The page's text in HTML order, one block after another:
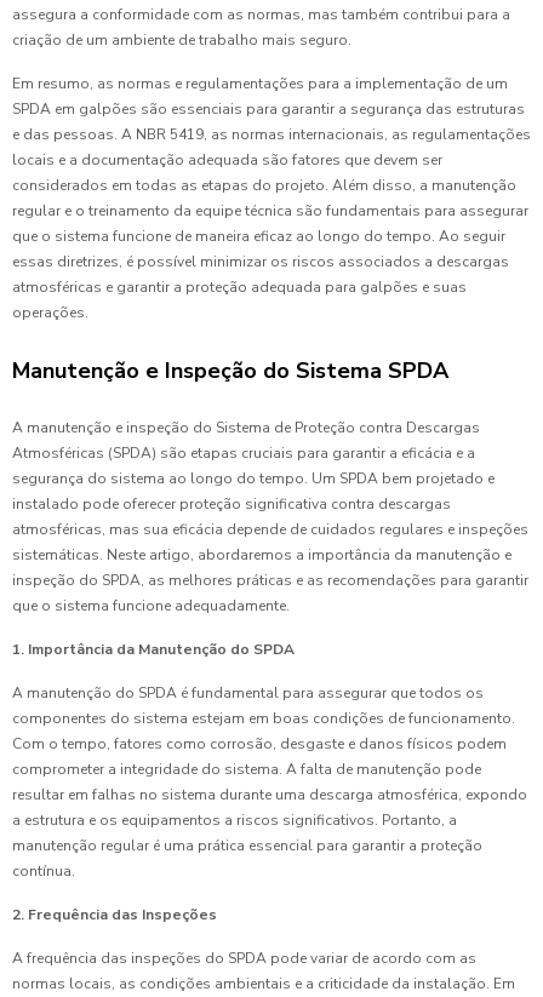
assegura a conformidade com as normas, mas também contribui para a
criação de um ambiente de trabalho mais seguro.
Em resumo, as normas e regulamentações para a implementação de um
SPDA em galpões são essenciais para garantir a segurança das estruturas
e das pessoas. A NBR 5419, as normas internacionais, as regulamentações
locais e a documentação adequada são fatores que devem ser
considerados em todas as etapas do projeto. Além disso, a manutenção
regular e o treinamento da equipe técnica são fundamentais para assegurar
que o sistema funcione de maneira eficaz ao longo do tempo. Ao seguir
essas diretrizes, é possível minimizar os riscos associados a descargas
atmosféricas e garantir a proteção adequada para galpões e suas
operações.
Manutenção e Inspeção do Sistema SPDA
A manutenção e inspeção do Sistema de Proteção contra Descargas
Atmosféricas (SPDA) são etapas cruciais para garantir a eficácia e a
segurança do sistema ao longo do tempo. Um SPDA bem projetado e
instalado pode oferecer proteção significativa contra descargas
atmosféricas, mas sua eficácia depende de cuidados regulares e inspeções
sistemáticas. Neste artigo, abordaremos a importância da manutenção e
inspeção do SPDA, as melhores práticas e as recomendações para garantir
que o sistema funcione adequadamente.
1. Importância da Manutenção do SPDA
A manutenção do SPDA é fundamental para assegurar que todos os
componentes do sistema estejam em boas condições de funcionamento.
Com o tempo, fatores como corrosão, desgaste e danos físicos podem
comprometer a integridade do sistema. A falta de manutenção pode
resultar em falhas no sistema durante uma descarga atmosférica, expondo
a estrutura e os equipamentos a riscos significativos. Portanto, a
manutenção regular é uma prática essencial para garantir a proteção
contínua.
2. Frequência das Inspeções
A frequência das inspeções do SPDA pode variar de acordo com as
normas locais, as condições ambientais e a criticidade da instalação. Em